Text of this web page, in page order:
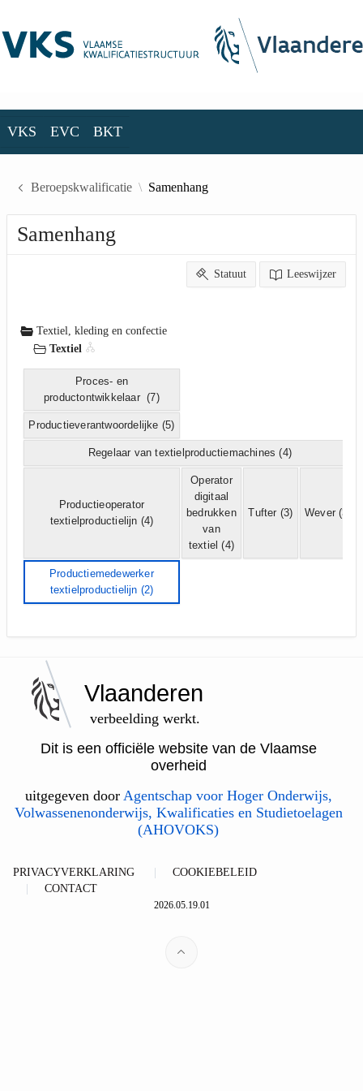
VKS EVC BKT
Beroepskwalificatie Samenhang
Samenhang
Statuut Leeswijzer
Textiel, kleding en confectie
Textiel
Proces- en
productontwikkelaar (7)
Productieverantwoordelijke (5)
Regelaar van textielproductiemachines (4)
Productieoperator
textielproductielijn (4)
Operator
digitaal
bedrukken
van
textiel (4)
Tufter (3) Wever (3)
Productiemedewerker
textielproductielijn (2)
Vlaanderen
verbeelding werkt.
Dit is een officiële website van de Vlaamse
overheid
uitgegeven door Agentschap voor Hoger Onderwijs,
Volwassenenonderwijs, Kwalificaties en Studietoelagen
(AHOVOKS)
PRIVACYVERKLARING
COOKIEBELEID
CONTACT
2026.05.19.01